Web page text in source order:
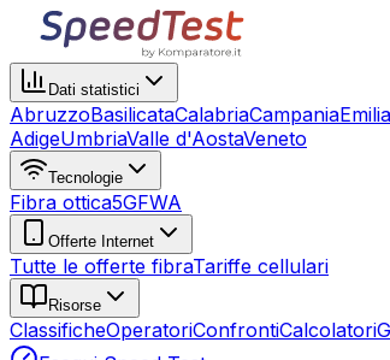
Dati statistici
AbruzzoBasilicataCalabriaCampania
AdigeUmbriaValle d'AostaVeneto
Tecnologie
Fibra ottica5GFWA
Offerte Internet
Tutte le offerte fibraTariffe cellulari
Risorse
ClassificheOperatoriConfrontiCalcolatori